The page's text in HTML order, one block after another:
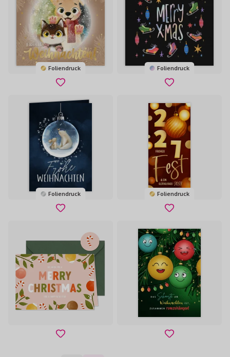
Foliendruck Foliendruck
Foliendruck Foliendruck